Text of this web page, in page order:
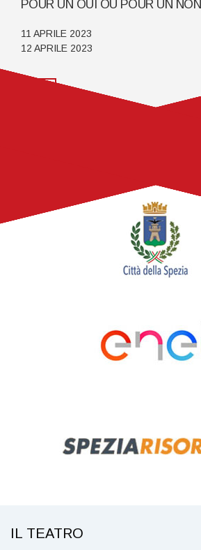
POUR UN OUI OU POUR UN NON
11 APRILE 2023
12 APRILE 2023
IL TEATRO